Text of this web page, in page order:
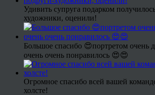
Удивить супруга подарком
художники, оценили!
Большое спасибо 😍портретом очень
очень очень понравилось 😍😍
Огромное спасибо всей вашей
холсте!